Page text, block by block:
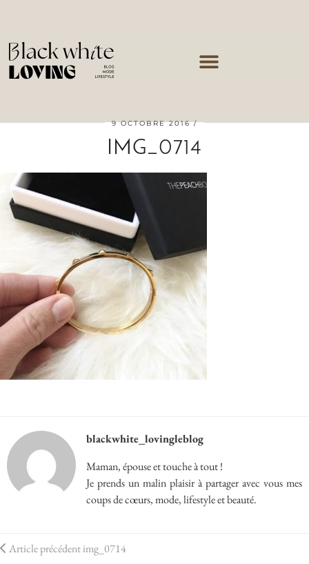
9 OCTOBRE 2016
IMG_0714
blackwhite_lovingleblog
Maman, épouse et touche à tout !
Je prends un malin plaisir à partager avec vous mes
coups de cœurs, mode, lifestyle et beauté.
Article précédentimg_0714